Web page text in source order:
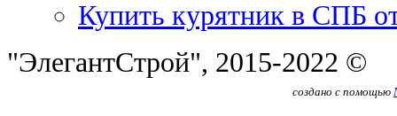
Купить курятник в СПБ
"ЭлегантСтрой", 2015-2022 ©
создано с помощью